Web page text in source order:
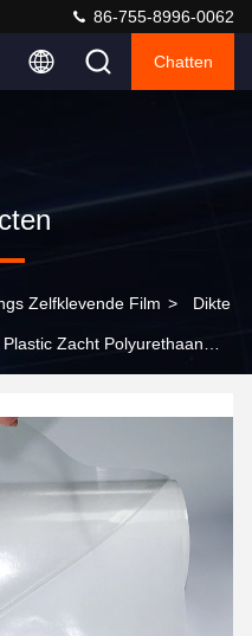
86-755-8996-0062
Chatten
Zelfklevende Film > Dikte
Zacht Polyurethaan